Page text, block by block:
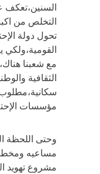
التخلص من
تحول دولة
القومية،ولكي
مع شعبنا
الثقافية
مؤسسات
وحتى اللحظة
مساعيه
مشروع تهويد